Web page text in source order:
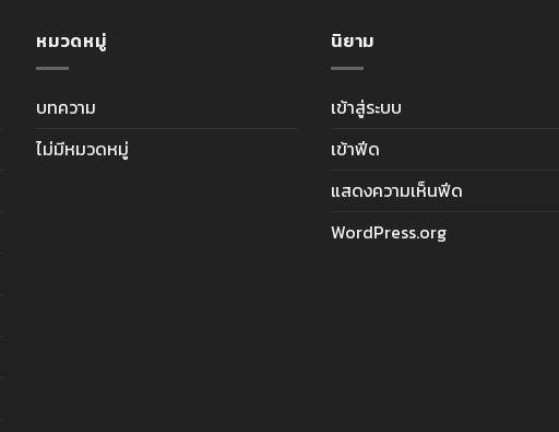
หมวดหมู่
บทความ
ไม่มีหมวดหมู่
นิยาม
เข้าสู่ระบบ
เข้าฟีด
แสดงความเห็นฟีด
WordPress.org